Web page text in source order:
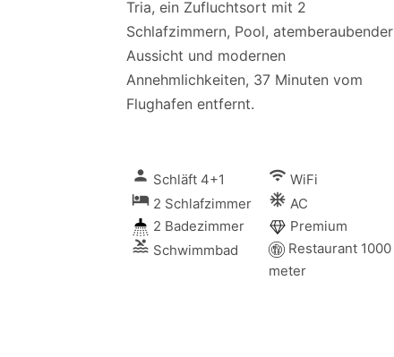
Tria, ein Zufluchtsort mit 2
Schlafzimmern, Pool, atemberaubender
Aussicht und modernen
Annehmlichkeiten, 37 Minuten vom
Flughafen entfernt.
person Schläft 4+1
local_hotel 2 Schlafzimmer
2 Badezimmer
pool Schwimmbad
wifi WiFi
ac_unitif
AC
Premium
Restaurant 1000
meter